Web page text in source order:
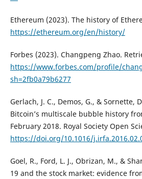
Ethereum (2023). The history of
https://ethereum.org/en/history/
Forbes (2023). Changpeng Zhao.
https://www.forbes.com/profile/
sh=2fb0a79b6277
Gerlach, J. C., Demos, G., & Sornette,
Bitcoin’s multiscale bubble history
February 2018. Royal Society Open
https://doi.org/10.1016/
Goel, R., Ford, L. J., Obrizan, M., &
19 and the stock market: evidence